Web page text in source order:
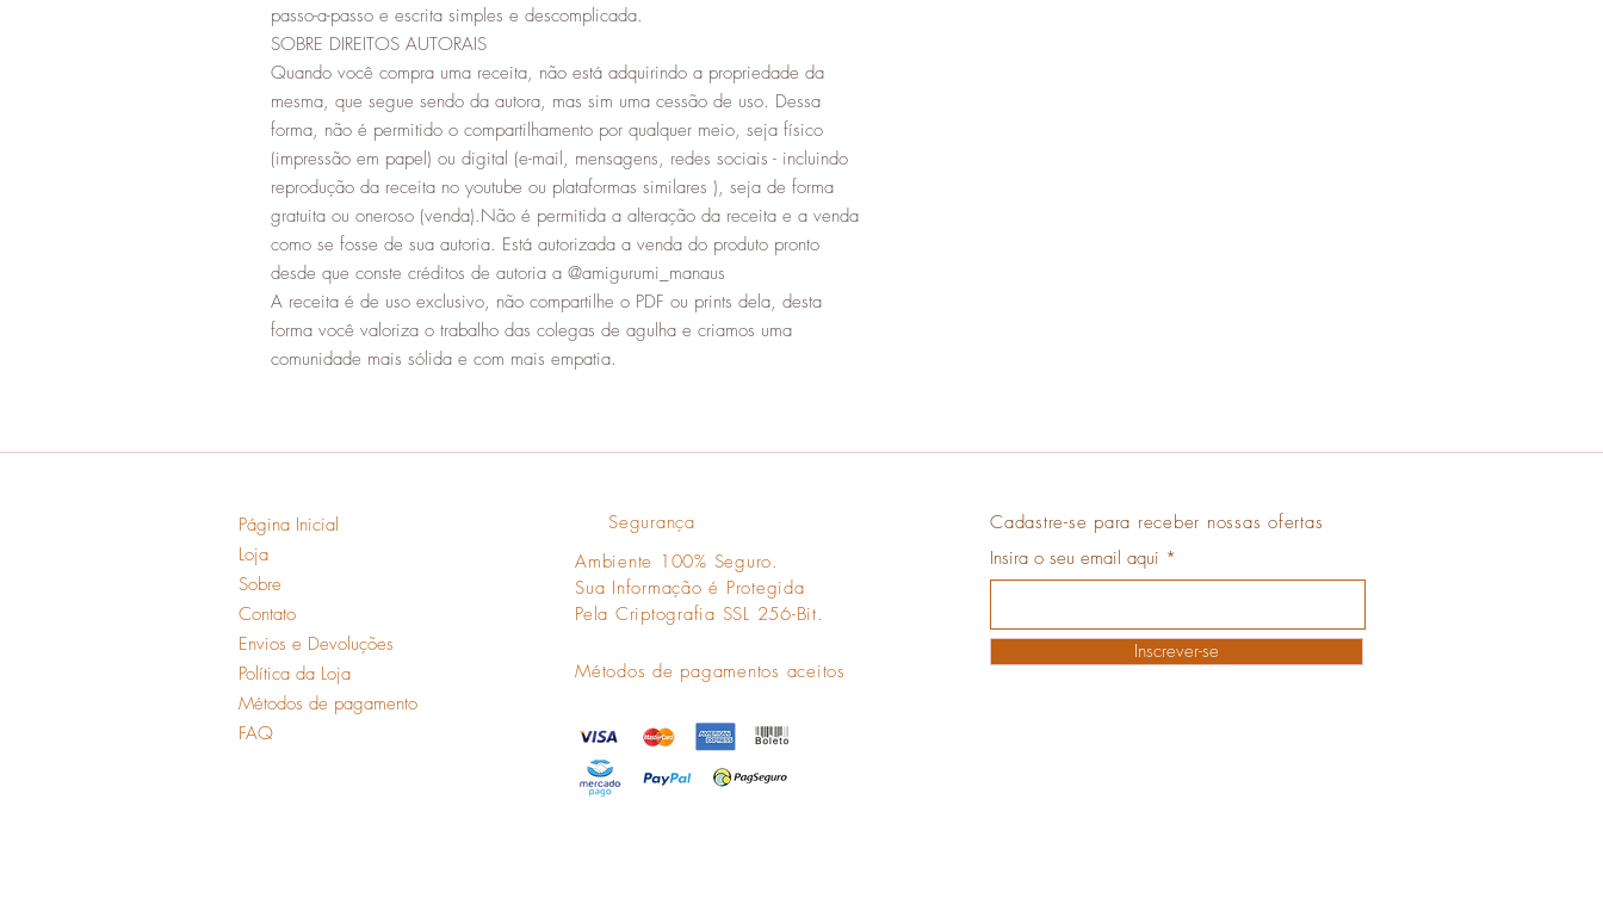
passo-a-passo e escrita simples e descomplicada.
SOBRE DIREITOS AUTORAIS
Quando você compra uma receita, não está adquirindo a propriedade da
mesma, que segue sendo da autora, mas sim uma cessão de uso. Dessa
forma, não é permitido o compartilhamento por qualquer meio, seja físico
(impressão em papel) ou digital (e-mail, mensagens, redes sociais - incluindo
reprodução da receita no youtube ou plataformas similares ), seja de forma
gratuita ou oneroso (venda).Não é permitida a alteração da receita e a venda
como se fosse de sua autoria. Está autorizada a venda do produto pronto
desde que conste créditos de autoria a @amigurumi_manaus
A receita é de uso exclusivo, não compartilhe o PDF ou prints dela, desta
forma você valoriza o trabalho das colegas de agulha e criamos uma
comunidade mais sólida e com mais empatia.
Página Inicial
Loja
Sobre
Contato
Envios e Devoluções
Política da Loja
Métodos de pagamento
FAQ
Segurança
Ambiente 100% Seguro.
Sua Informação é Protegida
Pela Criptografia SSL 256-Bit.
Métodos de pagamentos aceitos
Cadastre-se para receber nossas ofertas
Insira o seu email aqui
Inscrever-se